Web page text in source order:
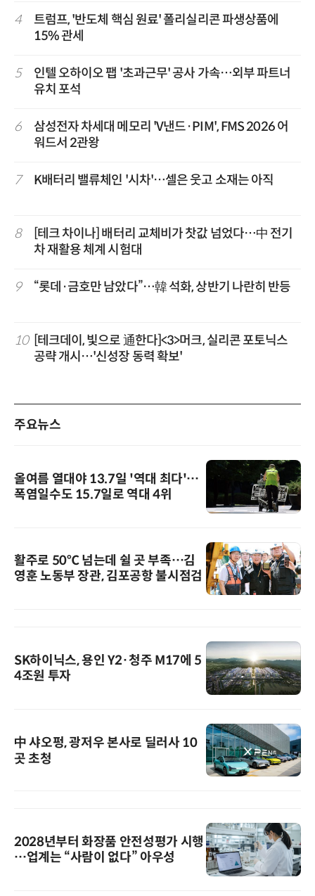
4
트럼프, '반도체 핵심 원료' 폴리실리콘 파생상품에
15% 관세
5
인텔 오하이오 팹 '초과근무' 공사 가속…외부 파트너
유치 포석
6
삼성전자 차세대 메모리 'V낸드·PIM', FMS 2026 어
워드서 2관왕
7 K배터리 밸류체인 '시차'…셀은 웃고 소재는 아직
8
[테크 차이나] 배터리 교체비가 찻값 넘었다…中 전기
차 재활용 체계 시험대
9 “롯데·금호만 남았다”…韓 석화, 상반기 나란히 반등
10
[테크데이, 빛으로 通한다]<3>머크, 실리콘 포토닉스
공략 개시…'신성장 동력 확보'
주요뉴스
올여름 열대야 13.7일 '역대 최다'…
폭염일수도 15.7일로 역대 4위
활주로 50℃ 넘는데 쉴 곳 부족…김
영훈 노동부 장관, 김포공항 불시점검
SK하이닉스, 용인 Y2·청주 M17에 5
4조원 투자
中 샤오펑, 광저우 본사로 딜러사 10
곳 초청
2028년부터 화장품 안전성평가 시행
…업계는 “사람이 없다” 아우성